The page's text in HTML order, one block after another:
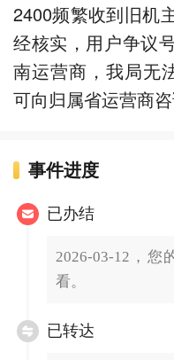
2400频繁收到旧机
经核实，用户争议
南运营商，我局无
可向归属省运营商咨
事件进度
已办结
2026-03-12，您
看。
已转达